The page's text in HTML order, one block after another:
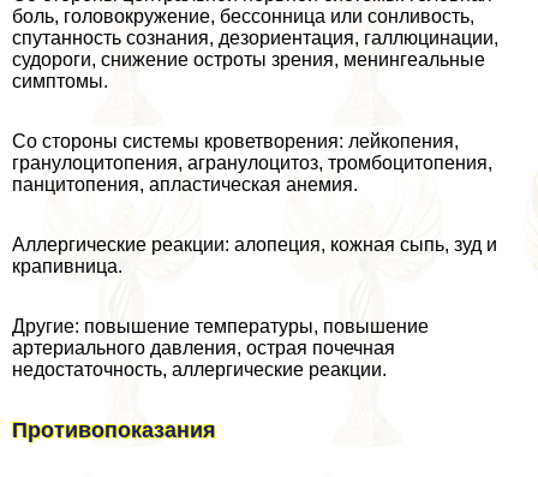
боль, головокружение, бессонница или сонливость,
спyтaнность сознания, дезориентация, галлюцинации,
судороги, снижение остроты зрения, менингеальные
симптомы.
Со стороны системы кроветворения: лейкопения,
гранулоцитопения, агранулоцитоз, тромбоцитопения,
панцитопения, апластическая анемия.
Аллергические реакции: алопеция, кожная сыпь, зуд и
крапивница.
Другие: повышение температуры, повышение
артериального давления, острая почечная
недостаточность, аллергические реакции.
Противопоказания